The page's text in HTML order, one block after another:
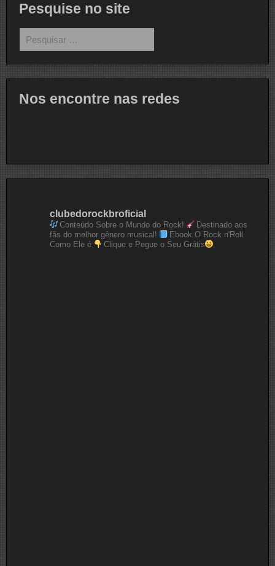
Pesquise no site
por:
Nos encontre nas redes
clubedorockbroficial
Conteúdo Sobre o Mundo do Rock!
Destinado aos
fãs do melhor gênero musical!
Ebook O Rock n'Roll
Como Ele é
Clique e Pegue o Seu Grátis